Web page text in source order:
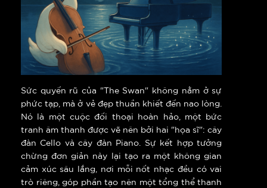
Sức quyến rũ của "The Swan" không nằm ở sự
phức tạp, mà ở vẻ đẹp thuần khiết đến nao lòng.
Nó là một cuộc đối thoại hoàn hảo, một bức
tranh âm thanh được vẽ nên bởi hai "họa sĩ": cây
đàn Cello và cây đàn Piano. Sự kết hợp tưởng
chừng đơn giản này lại tạo ra một không gian
cảm xúc sâu lắng, nơi mỗi nốt nhạc đều có vai
trò riêng, góp phần tạo nên một tổng thể thanh